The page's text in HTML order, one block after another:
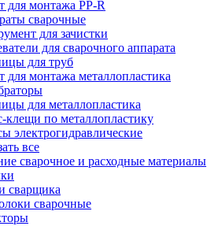
для монтажа PP-R
сварочные
для зачистки
для сварочного аппарата
для труб
для монтажа металлопластика
для металлопластика
клещи по металлопластику
электрогидравлические
все
сварочное и расходные материалы
сварщика
сварочные